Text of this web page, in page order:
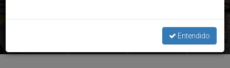
DEC 21, 2020 13:09
Entendido